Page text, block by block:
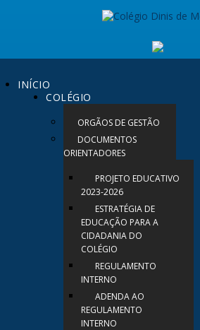
INÍCIO
COLÉGIO
ORGÃOS DE GESTÃO
DOCUMENTOS
ORIENTADORES
PROJETO EDUCATIVO
2023-2026
ESTRATÉGIA DE
EDUCAÇÃO PARA A
CIDADANIA DO
COLÉGIO
REGULAMENTO
INTERNO
ADENDA AO
REGULAMENTO
INTERNO